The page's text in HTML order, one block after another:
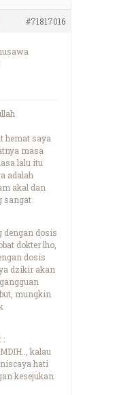
#71817016
hemat saya
masa
lalu itu
adalah
akal dan
sangat
dengan dosis
dokter lho,
dosis
dzikir akan
mungkin
:
kalau
hati
kesejukan